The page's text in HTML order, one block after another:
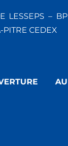
LESSEPS – BP
PITRE CEDEX
AU